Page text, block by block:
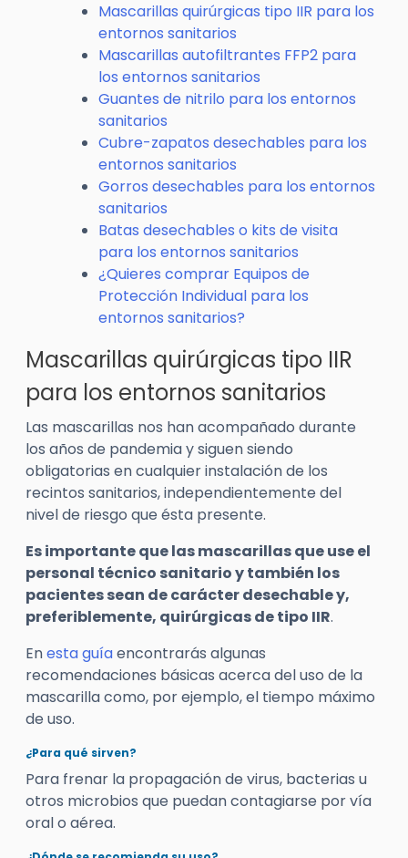
Mascarillas quirúrgicas tipo IIR para los
entornos sanitarios
Mascarillas autofiltrantes FFP2 para
los entornos sanitarios
Guantes de nitrilo para los entornos
sanitarios
Cubre-zapatos desechables para los
entornos sanitarios
Gorros desechables para los entornos
sanitarios
Batas desechables o kits de visita
para los entornos sanitarios
¿Quieres comprar Equipos de
Protección Individual para los
entornos sanitarios?
Mascarillas quirúrgicas tipo IIR
para los entornos sanitarios
Las mascarillas nos han acompañado durante
los años de pandemia y siguen siendo
obligatorias en cualquier instalación de los
recintos sanitarios, independientemente del
nivel de riesgo que ésta presente.
Es importante que las mascarillas que use el
personal técnico sanitario y también los
pacientes sean de carácter desechable y,
preferiblemente, quirúrgicas de tipo IIR.
Enesta guíaencontrarás algunas
recomendaciones básicas acerca del uso de la
mascarilla como, por ejemplo, el tiempo máximo
de uso.
¿Para qué sirven?
Para frenar la propagación de virus, bacterias u
otros microbios que puedan contagiarse por vía
oral o aérea.